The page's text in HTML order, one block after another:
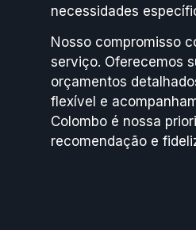
necessidades
Nosso compromisso
serviço. Oferecemos
orçamentos
flexível e
Colombo é nossa
recomendação e